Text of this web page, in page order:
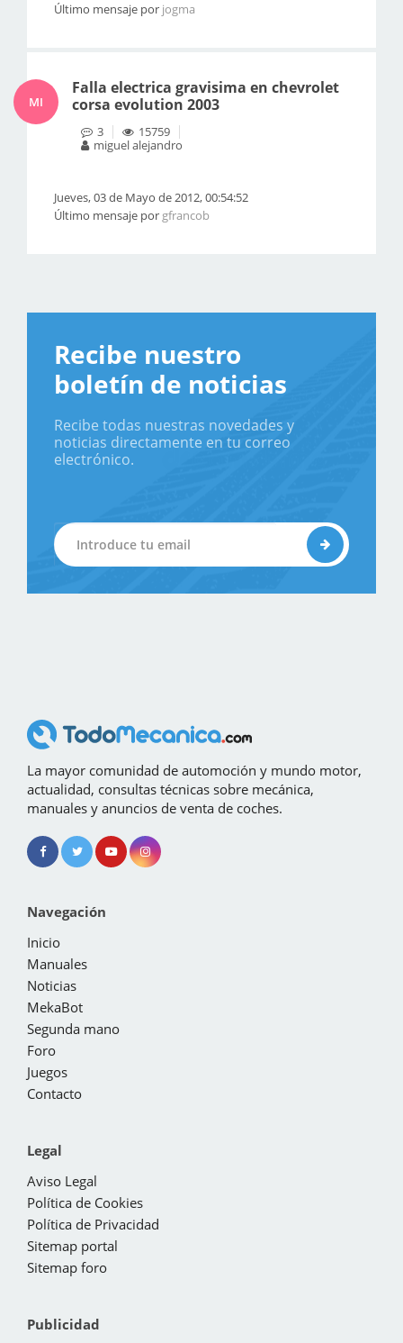
Último mensaje por jogma
MI
Falla electrica gravisima en chevrolet
corsa evolution 2003
3
15759
miguel alejandro
Jueves, 03 de Mayo de 2012, 00:54:52
Último mensaje por gfrancob
Recibe nuestro
boletín de noticias
Recibe todas nuestras novedades y
noticias directamente en tu correo
electrónico.
La mayor comunidad de automoción y mundo motor,
actualidad, consultas técnicas sobre mecánica,
manuales y anuncios de venta de coches.
Navegación
Inicio
Manuales
Noticias
MekaBot
Segunda mano
Foro
Juegos
Contacto
Legal
Aviso Legal
Política de Cookies
Política de Privacidad
Sitemap portal
Sitemap foro
Publicidad